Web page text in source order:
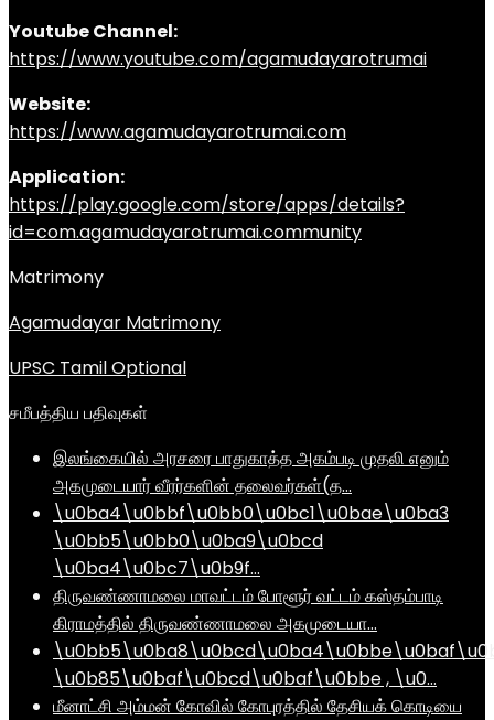
Youtube Channel:
https://www.youtube.com/agamudayarotrumai
Website:
https://www.agamudayarotrumai.com
Application:
https://play.google.com/store/apps/details?
id=com.agamudayarotrumai.community
Matrimony
Agamudayar Matrimony
UPSC Tamil Optional
சமீபத்திய பதிவுகள்
இலங்கையில் அரசரை பாதுகாத்த அகம்படி முதலி எனும்
அகமுடையார் வீரர்களின் தலைவர்கள்(த…
\u0ba4\u0bbf\u0bb0\u0bc1\u0bae\u0ba3
\u0bb5\u0bb0\u0ba9\u0bcd
\u0ba4\u0bc7\u0b9f…
திருவண்ணாமலை மாவட்டம் போளூர் வட்டம் கஸ்தம்பாடி
கிராமத்தில் திருவண்ணாமலை அகமுடையா…
\u0b85\u0baf\u0bcd\u0baf\u0bbe , \u0…
மீனாட்சி அம்மன் கோவில் கோபுரத்தில் தேசியக் கொடியை